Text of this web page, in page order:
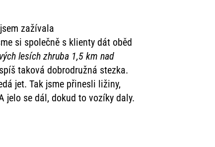
zažívala
si společně s klienty dát oběd
lesích zhruba 1,5 km nad
taková dobrodružná stezka.
jet. Tak jsme přinesli ližiny,
jelo se dál, dokud to vozíky daly.